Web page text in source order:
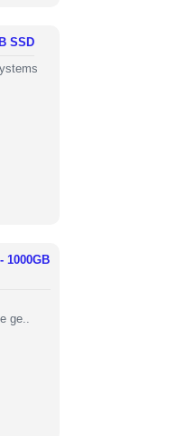
SSD
1000GB
ge..